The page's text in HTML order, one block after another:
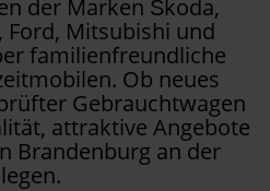
der Marken Škoda,
Ford, Mitsubishi und
familienfreundliche
Ob neues
Gebrauchtwagen
attraktive Angebote
Brandenburg an der